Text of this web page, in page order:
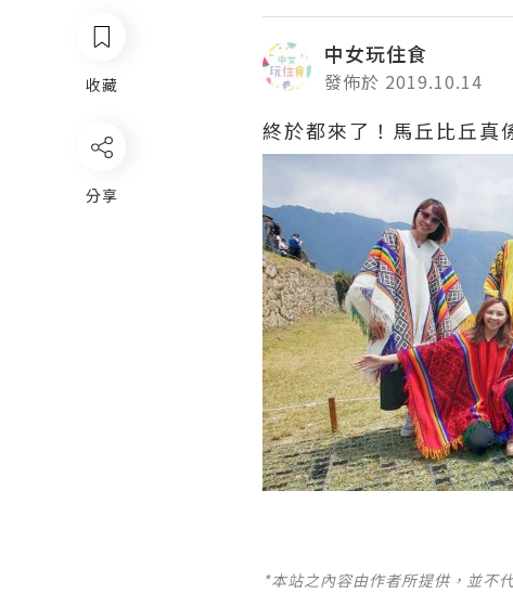
中女玩住食
發佈於 2019.10.14
終於都來了！馬丘比丘真
*本站之內容由作者所提供，並不
收藏
分享